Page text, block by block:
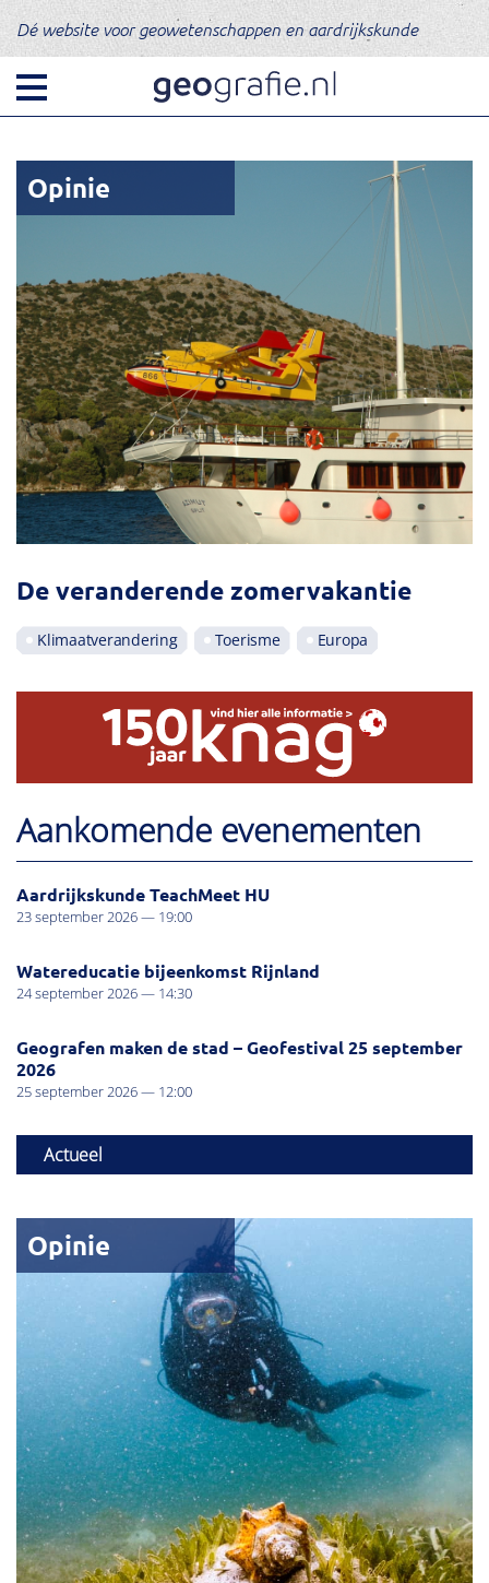
Dé website voor geowetenschappen en aardrijkskunde
Opinie
De veranderende zomervakantie
Klimaatverandering Toerisme Europa
Aankomende evenementen
Aardrijkskunde TeachMeet HU
23 september 2026 — 19:00
Watereducatie bijeenkomst Rijnland
24 september 2026 — 14:30
Geografen maken de stad – Geofestival 25 september
2026
25 september 2026 — 12:00
Actueel
Opinie